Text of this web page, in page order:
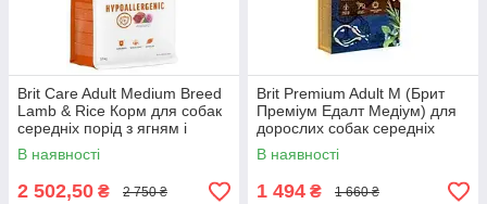
Brit Care Adult Medium Breed
Lamb & Rice Корм для собак
середніх порід з ягням і
рисом 12 кг
В наявності
2 502,50 ₴ 2 750 ₴
Brit Premium Adult М (Брит
Преміум Едалт Медіум) для
дорослих собак середніх
порід 15 кг
В наявності
1 494 ₴ 1 660 ₴